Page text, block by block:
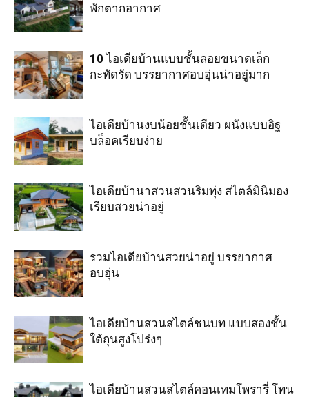
พักตากอากาศ
10 ไอเดียบ้านแบบชั้นลอยขนาดเล็ก
กะทัดรัด บรรยากาศอบอุ่นน่าอยู่มาก
ไอเดียบ้านงบน้อยชั้นเดียว ผนังแบบอิฐ
บล็อคเรียบง่าย
ไอเดียบ้านาสวนสวนริมทุ่ง สไตล์มินิมอง
เรียบสวยน่าอยู่
รวมไอเดียบ้านสวยน่าอยู่ บรรยากาศ
อบอุ่น
ไอเดียบ้านสวนสไตล์ชนบท แบบสองชั้น
ใต้ถุนสูงโปร่งๆ
ไอเดียบ้านสวนสไตล์คอนเทมโพรารี่ โทน